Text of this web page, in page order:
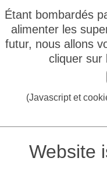
Étant bombardés
alimenter les
futur, nous allons
cliquer sur
(Javascript et
Website